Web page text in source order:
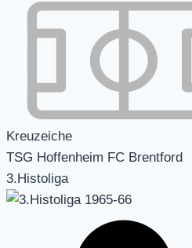
Kreuzeiche
TSG Hoffenheim FC Brentford
3.Histoliga